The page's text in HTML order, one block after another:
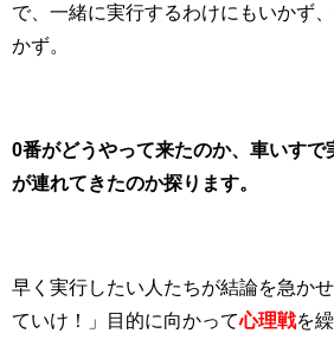
で、一緒に実行するわけにもいかず
かず。
0番がどうやって来たのか、車いすで
が連れてきたのか探ります。
早く実行したい人たちが結論を急か
ていけ！」目的に向かって心理戦を